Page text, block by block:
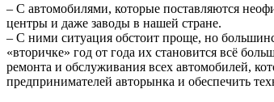
– С автомобилями, которые поставляются
центры и даже заводы в нашей стране.
– С ними ситуация обстоит проще, но
«вторичке» год от года их становится всё
ремонта и обслуживания всех автомобилей,
предпринимателей авторынка и обеспечить